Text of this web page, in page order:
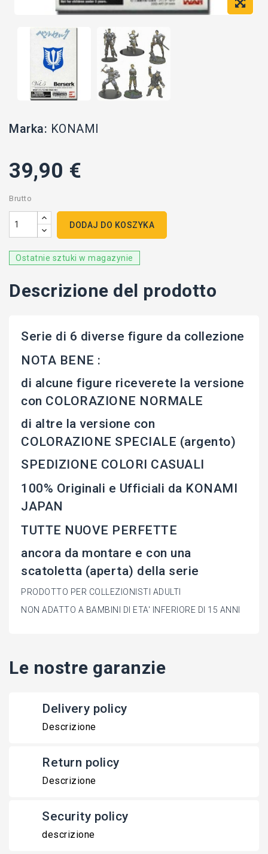
Marka: KONAMI
39,90 €
Brutto
DODAJ DO KOSZYKA
Ostatnie sztuki w magazynie
Descrizione del prodotto
Serie di 6 diverse figure da collezione
NOTA BENE :
di alcune figure riceverete la versione
con COLORAZIONE NORMALE
di altre la versione con
COLORAZIONE SPECIALE (argento)
SPEDIZIONE COLORI CASUALI
100% Originali e Ufficiali da KONAMI
JAPAN
TUTTE NUOVE PERFETTE
ancora da montare e con una
scatoletta (aperta) della serie
PRODOTTO PER COLLEZIONISTI ADULTI
NON ADATTO A BAMBINI DI ETA' INFERIORE DI 15 ANNI
Le nostre garanzie
Delivery policy
Descrizione
Return policy
Descrizione
Security policy
descrizione